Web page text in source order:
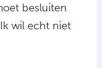
besluiten
wil echt niet